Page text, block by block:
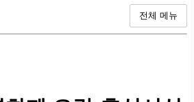
전체 메뉴